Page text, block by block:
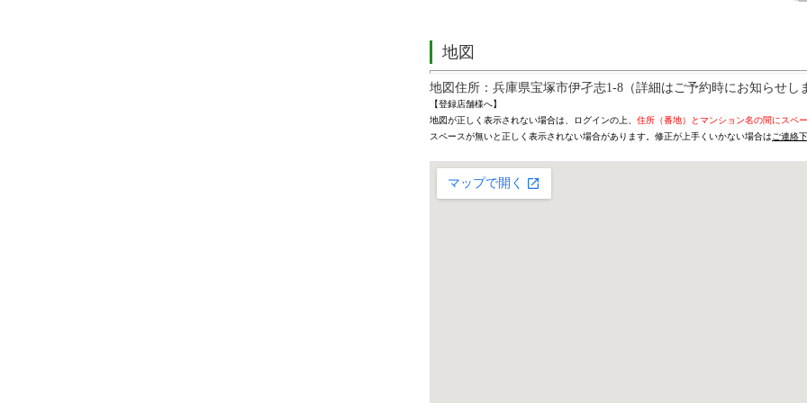
地図
地図住所：兵庫県宝塚市伊孑志1-8（詳細はご予約時にお知らせし
【登録店舗様へ】
地図が正しく表示されない場合は、ログインの上、 住所（番地）とマンション名の間にスペ
スペースが無いと正しく表示されない場合があります。修正が上手くいかない場合は ご連絡